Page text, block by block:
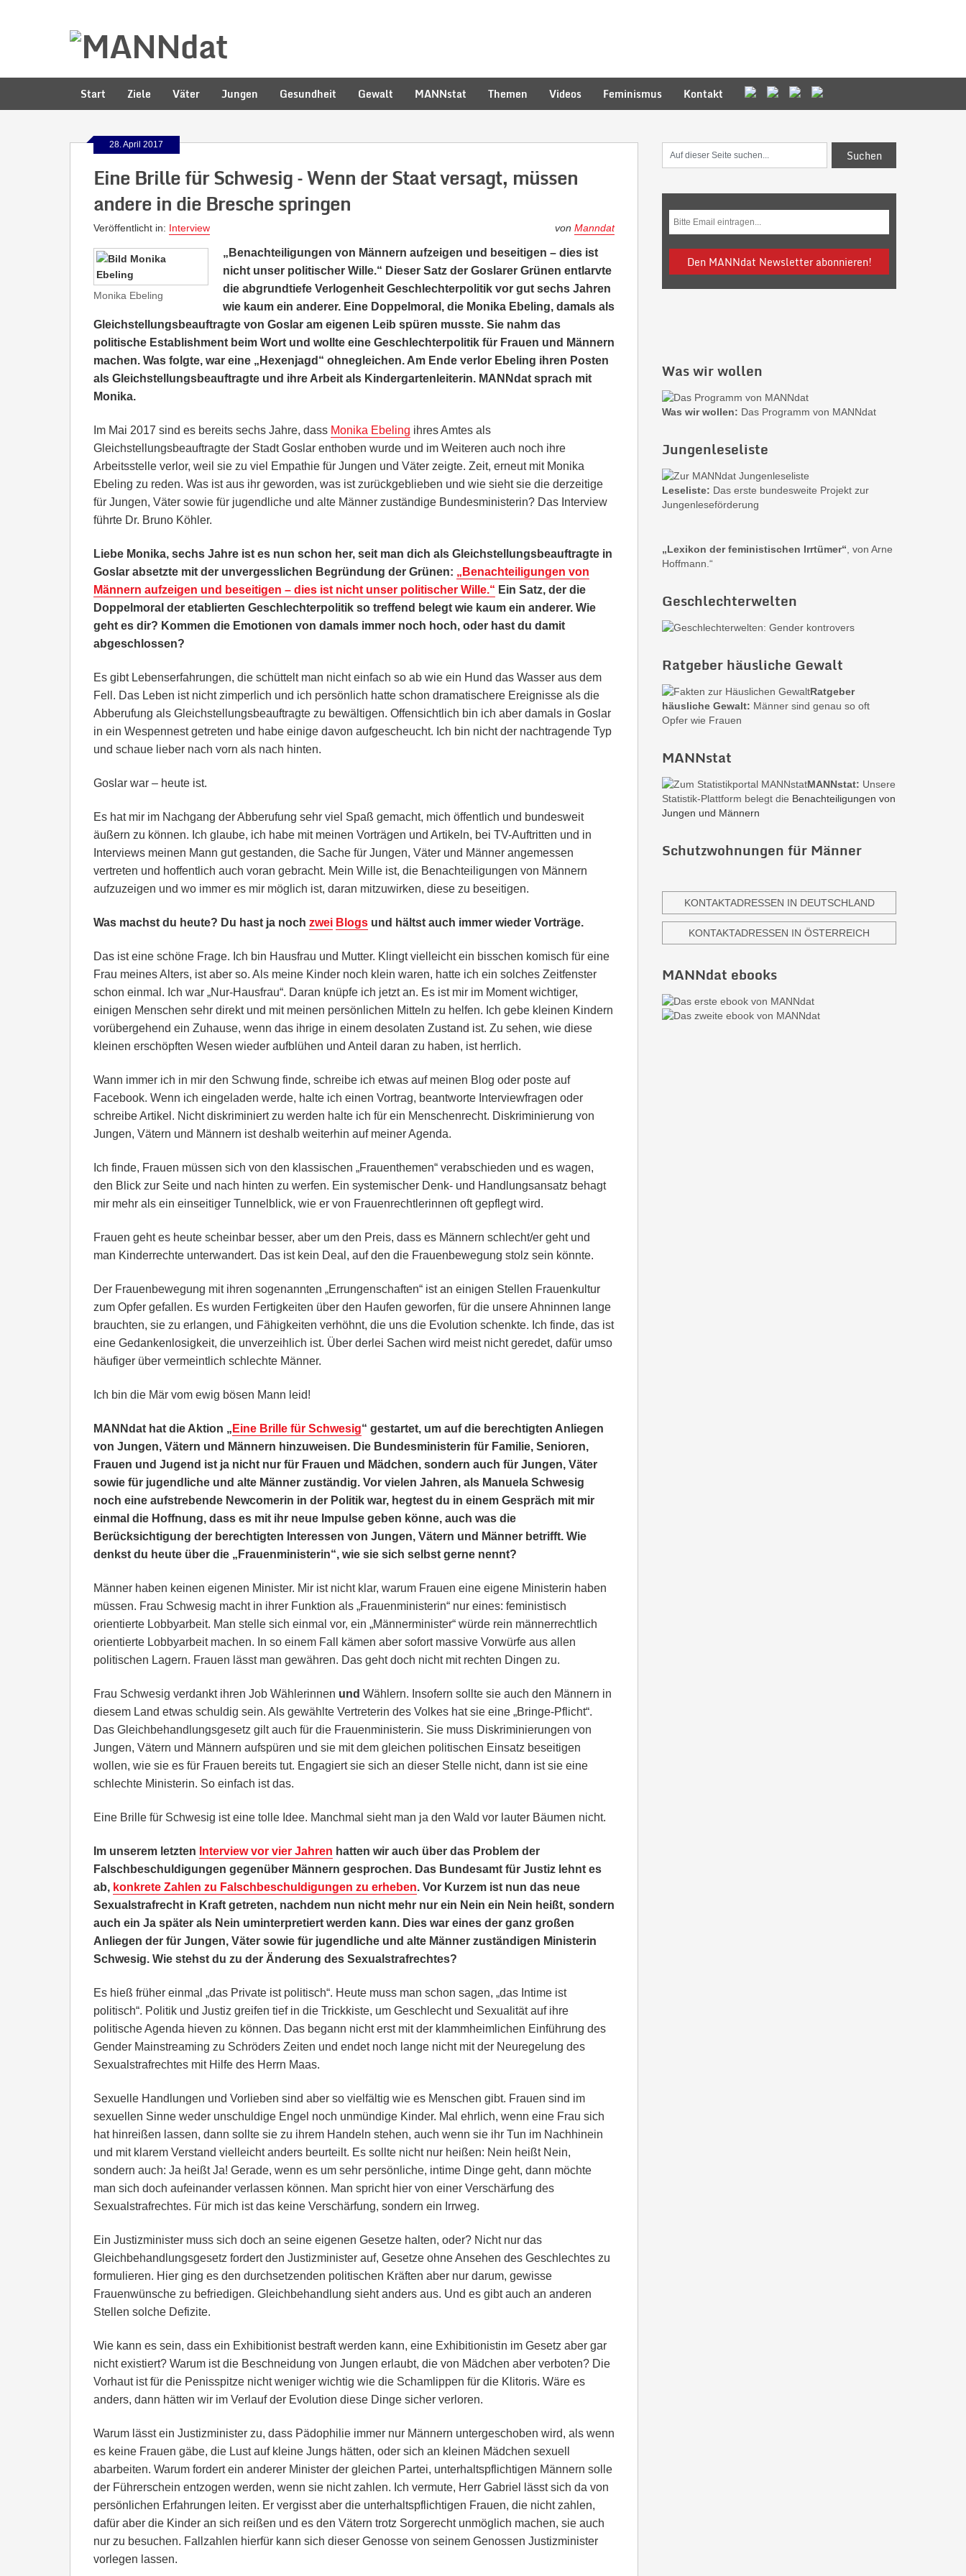
Start Ziele Väter Jungen Gesundheit Gewalt MANNstat Themen Videos Feminismus Kontakt
28. April 2017
Eine Brille für Schwesig – Wenn der Staat versagt, müssen
andere in die Bresche springen
Veröffentlicht in: Interview vonManndat
Monika Ebeling
„Benachteiligungen von Männern aufzeigen und beseitigen – dies ist
nicht unser politischer Wille.“ Dieser Satz der Goslarer Grünen entlarvte
die abgrundtiefe Verlogenheit Geschlechterpolitik vor gut sechs Jahren
wie kaum ein anderer. Eine Doppelmoral, die Monika Ebeling, damals als
Gleichstellungsbeauftragte von Goslar am eigenen Leib spüren musste. Sie nahm das
politische Establishment beim Wort und wollte eine Geschlechterpolitik für Frauen und Männern
machen. Was folgte, war eine „Hexenjagd“ ohnegleichen. Am Ende verlor Ebeling ihren Posten
als Gleichstellungsbeauftragte und ihre Arbeit als Kindergartenleiterin. MANNdat sprach mit
Monika.
Im Mai 2017 sind es bereits sechs Jahre, dass Monika Ebeling ihres Amtes als
Gleichstellungsbeauftragte der Stadt Goslar enthoben wurde und im Weiteren auch noch ihre
Arbeitsstelle verlor, weil sie zu viel Empathie für Jungen und Väter zeigte. Zeit, erneut mit Monika
Ebeling zu reden. Was ist aus ihr geworden, was ist zurückgeblieben und wie sieht sie die derzeitige
für Jungen, Väter sowie für jugendliche und alte Männer zuständige Bundesministerin? Das Interview
führte Dr. Bruno Köhler.
Liebe Monika, sechs Jahre ist es nun schon her, seit man dich als Gleichstellungsbeauftragte in
Goslar absetzte mit der unvergesslichen Begründung der Grünen: „Benachteiligungen von
Männern aufzeigen und beseitigen – dies ist nicht unser politischer Wille.“ Ein Satz, der die
Doppelmoral der etablierten Geschlechterpolitik so treffend belegt wie kaum ein anderer. Wie
geht es dir? Kommen die Emotionen von damals immer noch hoch, oder hast du damit
abgeschlossen?
Es gibt Lebenserfahrungen, die schüttelt man nicht einfach so ab wie ein Hund das Wasser aus dem
Fell. Das Leben ist nicht zimperlich und ich persönlich hatte schon dramatischere Ereignisse als die
Abberufung als Gleichstellungsbeauftragte zu bewältigen. Offensichtlich bin ich aber damals in Goslar
in ein Wespennest getreten und habe einige davon aufgescheucht. Ich bin nicht der nachtragende Typ
und schaue lieber nach vorn als nach hinten.
Goslar war – heute ist.
Es hat mir im Nachgang der Abberufung sehr viel Spaß gemacht, mich öffentlich und bundesweit
äußern zu können. Ich glaube, ich habe mit meinen Vorträgen und Artikeln, bei TV-Auftritten und in
Interviews meinen Mann gut gestanden, die Sache für Jungen, Väter und Männer angemessen
vertreten und hoffentlich auch voran gebracht. Mein Wille ist, die Benachteiligungen von Männern
aufzuzeigen und wo immer es mir möglich ist, daran mitzuwirken, diese zu beseitigen.
Was machst du heute? Du hast ja noch zwei Blogsund hältst auch immer wieder Vorträge.
Das ist eine schöne Frage. Ich bin Hausfrau und Mutter. Klingt vielleicht ein bisschen komisch für eine
Frau meines Alters, ist aber so. Als meine Kinder noch klein waren, hatte ich ein solches Zeitfenster
schon einmal. Ich war „Nur-Hausfrau“. Daran knüpfe ich jetzt an. Es ist mir im Moment wichtiger,
einigen Menschen sehr direkt und mit meinen persönlichen Mitteln zu helfen. Ich gebe kleinen Kindern
vorübergehend ein Zuhause, wenn das ihrige in einem desolaten Zustand ist. Zu sehen, wie diese
kleinen erschöpften Wesen wieder aufblühen und Anteil daran zu haben, ist herrlich.
Wann immer ich in mir den Schwung finde, schreibe ich etwas auf meinen Blog oder poste auf
Facebook. Wenn ich eingeladen werde, halte ich einen Vortrag, beantworte Interviewfragen oder
schreibe Artikel. Nicht diskriminiert zu werden halte ich für ein Menschenrecht. Diskriminierung von
Jungen, Vätern und Männern ist deshalb weiterhin auf meiner Agenda.
Ich finde, Frauen müssen sich von den klassischen „Frauenthemen“ verabschieden und es wagen,
den Blick zur Seite und nach hinten zu werfen. Ein systemischer Denk- und Handlungsansatz behagt
mir mehr als ein einseitiger Tunnelblick, wie er von Frauenrechtlerinnen oft gepflegt wird.
Frauen geht es heute scheinbar besser, aber um den Preis, dass es Männern schlecht/er geht und
man Kinderrechte unterwandert. Das ist kein Deal, auf den die Frauenbewegung stolz sein könnte.
Der Frauenbewegung mit ihren sogenannten „Errungenschaften“ ist an einigen Stellen Frauenkultur
zum Opfer gefallen. Es wurden Fertigkeiten über den Haufen geworfen, für die unsere Ahninnen lange
brauchten, sie zu erlangen, und Fähigkeiten verhöhnt, die uns die Evolution schenkte. Ich finde, das ist
eine Gedankenlosigkeit, die unverzeihlich ist. Über derlei Sachen wird meist nicht geredet, dafür umso
häufiger über vermeintlich schlechte Männer.
Ich bin die Mär vom ewig bösen Mann leid!
MANNdat hat die Aktion „ Eine Brille für Schwesig“ gestartet, um auf die berechtigten Anliegen
von Jungen, Vätern und Männern hinzuweisen. Die Bundesministerin für Familie, Senioren,
Frauen und Jugend ist ja nicht nur für Frauen und Mädchen, sondern auch für Jungen, Väter
sowie für jugendliche und alte Männer zuständig. Vor vielen Jahren, als Manuela Schwesig
noch eine aufstrebende Newcomerin in der Politik war, hegtest du in einem Gespräch mit mir
einmal die Hoffnung, dass es mit ihr neue Impulse geben könne, auch was die
Berücksichtigung der berechtigten Interessen von Jungen, Vätern und Männer betrifft. Wie
denkst du heute über die „Frauenministerin“, wie sie sich selbst gerne nennt?
Männer haben keinen eigenen Minister. Mir ist nicht klar, warum Frauen eine eigene Ministerin haben
müssen. Frau Schwesig macht in ihrer Funktion als „Frauenministerin“ nur eines: feministisch
orientierte Lobbyarbeit. Man stelle sich einmal vor, ein „Männerminister“ würde rein männerrechtlich
orientierte Lobbyarbeit machen. In so einem Fall kämen aber sofort massive Vorwürfe aus allen
politischen Lagern. Frauen lässt man gewähren. Das geht doch nicht mit rechten Dingen zu.
Frau Schwesig verdankt ihren Job Wählerinnen und Wählern. Insofern sollte sie auch den Männern in
diesem Land etwas schuldig sein. Als gewählte Vertreterin des Volkes hat sie eine „Bringe-Pflicht“.
Das Gleichbehandlungsgesetz gilt auch für die Frauenministerin. Sie muss Diskriminierungen von
Jungen, Vätern und Männern aufspüren und sie mit dem gleichen politischen Einsatz beseitigen
wollen, wie sie es für Frauen bereits tut. Engagiert sie sich an dieser Stelle nicht, dann ist sie eine
schlechte Ministerin. So einfach ist das.
Eine Brille für Schwesig ist eine tolle Idee. Manchmal sieht man ja den Wald vor lauter Bäumen nicht.
Im unserem letzten Interview vor vier Jahren hatten wir auch über das Problem der
Falschbeschuldigungen gegenüber Männern gesprochen. Das Bundesamt für Justiz lehnt es
ab, konkrete Zahlen zu Falschbeschuldigungen zu erheben. Vor Kurzem ist nun das neue
Sexualstrafrecht in Kraft getreten, nachdem nun nicht mehr nur ein Nein ein Nein heißt, sondern
auch ein Ja später als Nein uminterpretiert werden kann. Dies war eines der ganz großen
Anliegen der für Jungen, Väter sowie für jugendliche und alte Männer zuständigen Ministerin
Schwesig. Wie stehst du zu der Änderung des Sexualstrafrechtes?
Es hieß früher einmal „das Private ist politisch“. Heute muss man schon sagen, „das Intime ist
politisch“. Politik und Justiz greifen tief in die Trickkiste, um Geschlecht und Sexualität auf ihre
politische Agenda hieven zu können. Das begann nicht erst mit der klammheimlichen Einführung des
Gender Mainstreaming zu Schröders Zeiten und endet noch lange nicht mit der Neuregelung des
Sexualstrafrechtes mit Hilfe des Herrn Maas.
Sexuelle Handlungen und Vorlieben sind aber so vielfältig wie es Menschen gibt. Frauen sind im
sexuellen Sinne weder unschuldige Engel noch unmündige Kinder. Mal ehrlich, wenn eine Frau sich
hat hinreißen lassen, dann sollte sie zu ihrem Handeln stehen, auch wenn sie ihr Tun im Nachhinein
und mit klarem Verstand vielleicht anders beurteilt. Es sollte nicht nur heißen: Nein heißt Nein,
sondern auch: Ja heißt Ja! Gerade, wenn es um sehr persönliche, intime Dinge geht, dann möchte
man sich doch aufeinander verlassen können. Man spricht hier von einer Verschärfung des
Sexualstrafrechtes. Für mich ist das keine Verschärfung, sondern ein Irrweg.
Ein Justizminister muss sich doch an seine eigenen Gesetze halten, oder? Nicht nur das
Gleichbehandlungsgesetz fordert den Justizminister auf, Gesetze ohne Ansehen des Geschlechtes zu
formulieren. Hier ging es den durchsetzenden politischen Kräften aber nur darum, gewisse
Frauenwünsche zu befriedigen. Gleichbehandlung sieht anders aus. Und es gibt auch an anderen
Stellen solche Defizite.
Wie kann es sein, dass ein Exhibitionist bestraft werden kann, eine Exhibitionistin im Gesetz aber gar
nicht existiert? Warum ist die Beschneidung von Jungen erlaubt, die von Mädchen aber verboten? Die
Vorhaut ist für die Penisspitze nicht weniger wichtig wie die Schamlippen für die Klitoris. Wäre es
anders, dann hätten wir im Verlauf der Evolution diese Dinge sicher verloren.
Warum lässt ein Justizminister zu, dass Pädophilie immer nur Männern untergeschoben wird, als wenn
es keine Frauen gäbe, die Lust auf kleine Jungs hätten, oder sich an kleinen Mädchen sexuell
abarbeiten. Warum fordert ein anderer Minister der gleichen Partei, unterhaltspflichtigen Männern solle
der Führerschein entzogen werden, wenn sie nicht zahlen. Ich vermute, Herr Gabriel lässt sich da von
persönlichen Erfahrungen leiten. Er vergisst aber die unterhaltspflichtigen Frauen, die nicht zahlen,
dafür aber die Kinder an sich reißen und es den Vätern trotz Sorgerecht unmöglich machen, sie auch
nur zu besuchen. Fallzahlen hierfür kann sich dieser Genosse von seinem Genossen Justizminister
vorlegen lassen.
Was wir wollen
Was wir wollen: Das Programm von MANNdat
Jungenleseliste
Leseliste: Das erste bundesweite Projekt zur
Jungenleseförderung
„Lexikon der feministischen Irrtümer“ , von Arne
Hoffmann.“
Geschlechterwelten
Ratgeber häusliche Gewalt
Ratgeber
häusliche Gewalt: Männer sind genau so oft
Opfer wie Frauen
MANNstat
MANNstat: Unsere
Statistik-Plattform belegt die Benachteiligungen von
Jungen und Männern
Schutzwohnungen für Männer
KONTAKTADRESSEN IN DEUTSCHLAND
KONTAKTADRESSEN IN ÖSTERREICH
MANNdat ebooks